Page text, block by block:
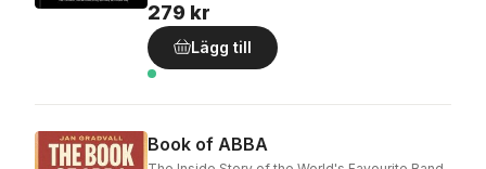
279 kr
Lägg till
Book of ABBA